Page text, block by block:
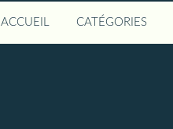
ACCUEIL CATÉGORIES